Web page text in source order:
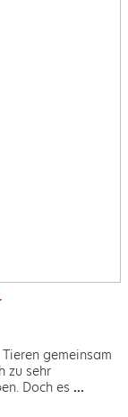
gemeinsam
zu sehr
Doch es ...